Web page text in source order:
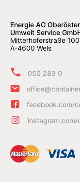
Energie AG
Umwelt Service
Mitterhoferstraße 100
A-4600 Wels
050 283 0
facebook.com/